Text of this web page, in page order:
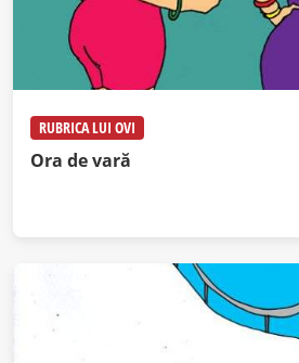
RUBRICA LUI OVI
Ora de vară